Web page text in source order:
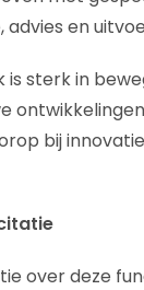
advies en
is sterk in
bij
over deze